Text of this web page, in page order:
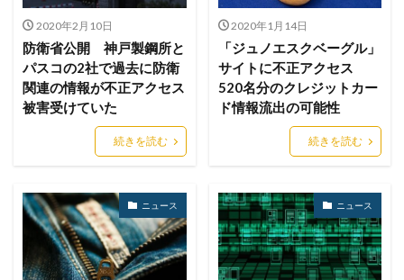
ダークネット市場
タイポスクワッティング
ダイレクトメール
ダウンロード
ダブルチェック
タリン・メカニズム
チェック
チェックポイント
チャットワーク
データ
データフォレンジック
データベース
データ修復
データ復元
ディープフェイク
ディズニー
デザリング
デジタル
デジタルフォレンジック
デバイス
テレマティクス
テレワーク テレワークセミナー
2020年2月10日
防衛省公開 神戸製鋼所と
パスコの2社で過去に防衛
関連の情報が不正アクセス
被害受けていた
続きを読む
2020年1月14日
「ジュノエスクベーグル」
サイトに不正アクセス
520名分のクレジットカー
ド情報流出の可能性
続きを読む
ニュース ニュース